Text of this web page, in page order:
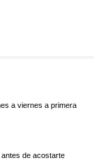
a viernes a primera
de acostarte